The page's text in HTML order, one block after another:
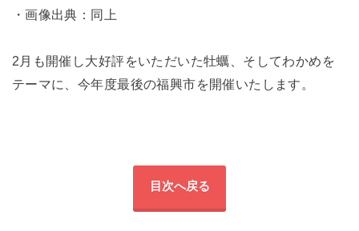
・画像出典：同上
2月も開催し大好評をいただいた牡蠣、そしてわかめを
テーマに、今年度最後の福興市を開催いたします。
目次へ戻る